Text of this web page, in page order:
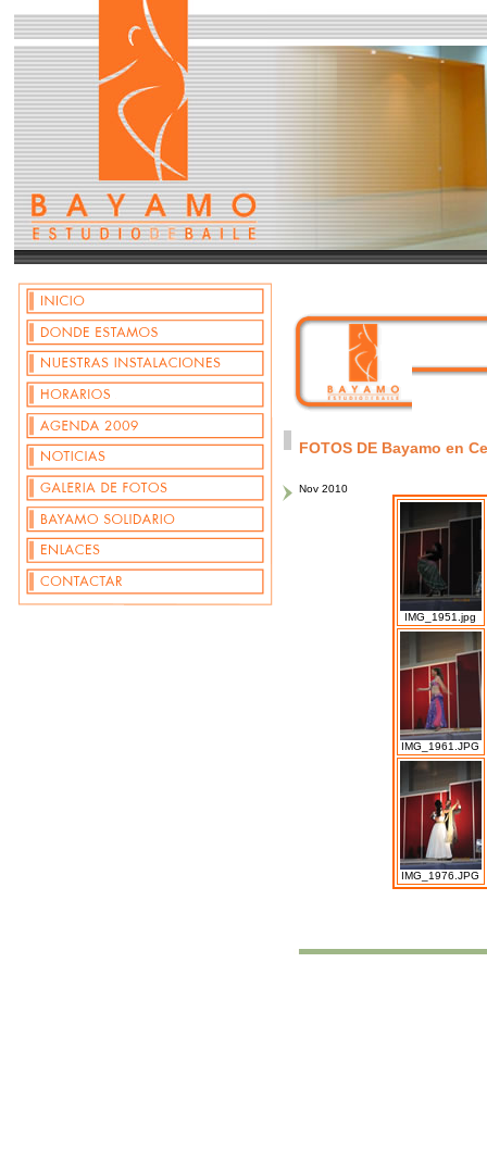
FOTOS DE Bayamo en
Nov 2010
IMG_1951.jpg
IMG_1961.JPG
IMG_1976.JPG